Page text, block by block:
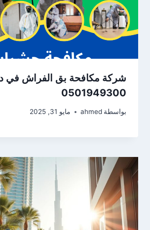
شركة مكافحة بق الفراش في
0501949300
بواسطة ahmed مايو 31, 2025